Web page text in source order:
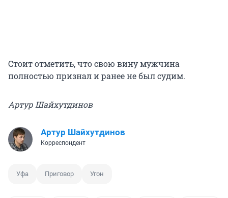
Стоит отметить, что свою вину мужчина
полностью признал и ранее не был судим.
Артур Шайхутдинов
Артур Шайхутдинов
Корреспондент
Уфа Приговор Угон